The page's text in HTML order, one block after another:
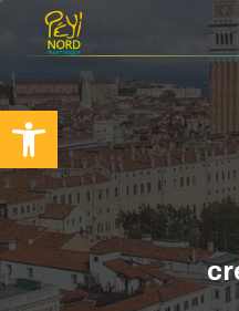
Ouvrir la